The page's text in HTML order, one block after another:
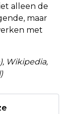
alleen de
maar
met
Wikipedia,